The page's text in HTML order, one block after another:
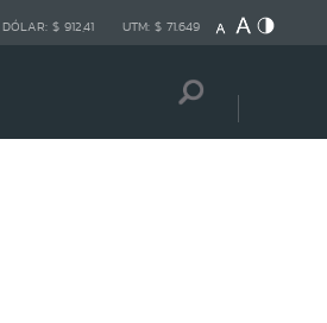
DÓLAR: $ 912,41 UTM: $ 71.649